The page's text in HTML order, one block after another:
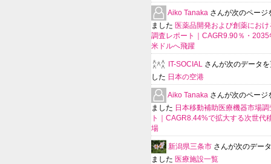
Aiko Tanaka さんが次のページ
ました 医薬品開発および創薬にお
調査レポート｜CAGR9.90％・
米ドルへ飛躍
IT-SOCIAL さんが次のデータ
した 日本の空港
Aiko Tanaka さんが次のページ
ました 日本移動補助医療機器市場
ト｜CAGR8.44%で拡大する次世代
場
新潟県三条市 さんが次のデー
ました 医療施設一覧